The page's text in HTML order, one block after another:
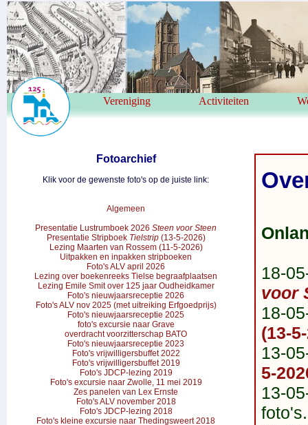
Vereniging Activiteiten
Fotoarchief
Klik voor de gewenste foto's op de juiste link:
Algemeen
Presentatie Lustrumboek 2026 Steen voor Steen
Presentatie Stripboek Tielstrip(13-5-2026)
Lezing Maarten van Rossem (11-5-2026)
Uitpakken en inpakken stripboeken
Foto's ALV april 2026
Lezing over boekenreeks Tielse begraafplaatsen
Lezing Emile Smit over 125 jaar Oudheidkamer
Foto's nieuwjaarsreceptie 2026
Foto's ALV nov 2025 (met uitreiking Erfgoedprijs)
Foto's nieuwjaarsreceptie 2025
foto's excursie naar Grave
overdracht voorzitterschap BATO
Foto's nieuwjaarsreceptie 2023
Foto's vrijwilligersbuffet 2022
Foto's vrijwilligersbuffet 2019
Foto's JDCP-lezing 2019
Foto's excursie naar Zwolle, 11 mei 2019
Zes panelen van Lex Ernste
Foto's ALV november 2018
Foto's JDCP-lezing 2018
Foto's kleine excursie naar Thedingsweert 2018
18-
voor
18-
(13-
13-
5-
13-
foto's.